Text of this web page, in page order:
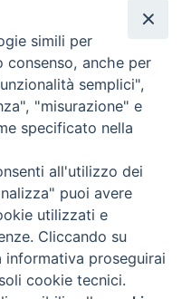
i diritti riservati - Vita
Torna
simili per
anche per
semplici",
"misurazione" e
specificato nella
all'utilizzo dei
puoi avere
utilizzati e
Cliccando su
proseguirai
cookie tecnici.